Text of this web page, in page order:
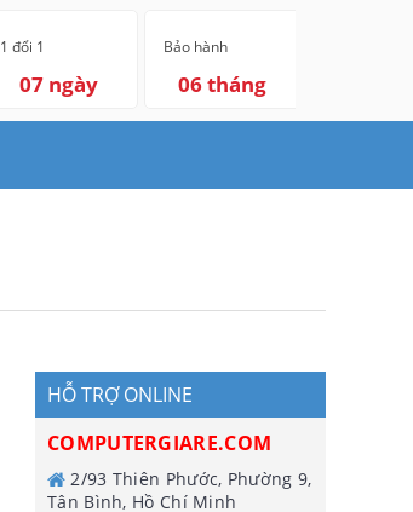
1 đổi 1
07 ngày
Bảo hành
06 tháng
HỖ TRỢ ONLINE
COMPUTERGIARE.COM
2/93 Thiên Phước, Phường 9,
Tân Bình, Hồ Chí Minh